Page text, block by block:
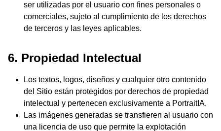
ser utilizadas por el usuario con fines personales o
comerciales, sujeto al cumplimiento de los derechos
de terceros y las leyes aplicables.
6. Propiedad Intelectual
Los textos, logos, diseños y cualquier otro contenido
del Sitio están protegidos por derechos de propiedad
intelectual y pertenecen exclusivamente a PortraitIA.
Las imágenes generadas se transfieren al usuario con
una licencia de uso que permite la explotación